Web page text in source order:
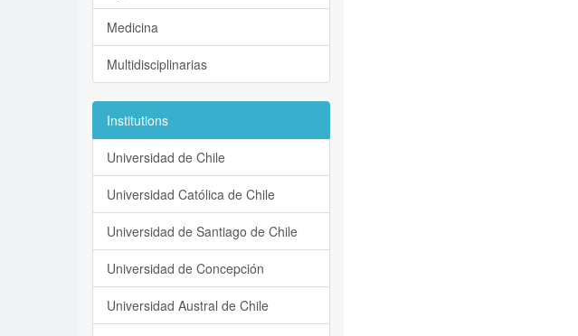
Medicina
Multidisciplinarias
Institutions
Universidad de Chile
Universidad Católica de Chile
Universidad de Santiago de Chile
Universidad de Concepción
Universidad Austral de Chile